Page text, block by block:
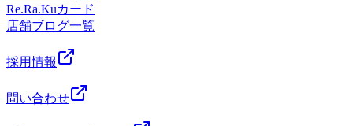
Re.Ra.Kuカード
店舗ブログ一覧
採用情報
問い合わせ